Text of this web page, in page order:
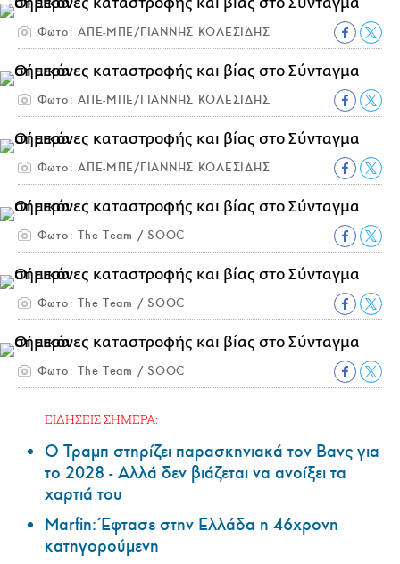
Φωτο: ΑΠΕ-ΜΠΕ/ΓΙΑΝΝΗΣ ΚΟΛΕΣΙΔΗΣ
Φωτο: ΑΠΕ-ΜΠΕ/ΓΙΑΝΝΗΣ ΚΟΛΕΣΙΔΗΣ
Φωτο: ΑΠΕ-ΜΠΕ/ΓΙΑΝΝΗΣ ΚΟΛΕΣΙΔΗΣ
Φωτο: The Team / SOOC
Φωτο: The Team / SOOC
Φωτο: The Team / SOOC
ΕΙΔΗΣΕΙΣ ΣΗΜΕΡΑ:
Ο Τραμπ στηρίζει παρασκηνιακά τον Βανς για
το 2028 - Αλλά δεν βιάζεται να ανοίξει τα
χαρτιά του
Marfin: Έφτασε στην Ελλάδα η 46χρονη
κατηγορούμενη